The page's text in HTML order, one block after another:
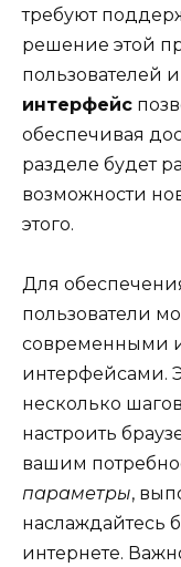
требуют
решение этой
пользователей
интерфейс
обеспечивая
разделе будет
возможности
этого.
Для
пользователи
современными
интерфейсами.
несколько
настроить
вашим
параметры,
наслаждайтесь
интернете.